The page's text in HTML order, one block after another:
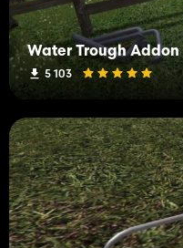
Water Trough Addon
5 103